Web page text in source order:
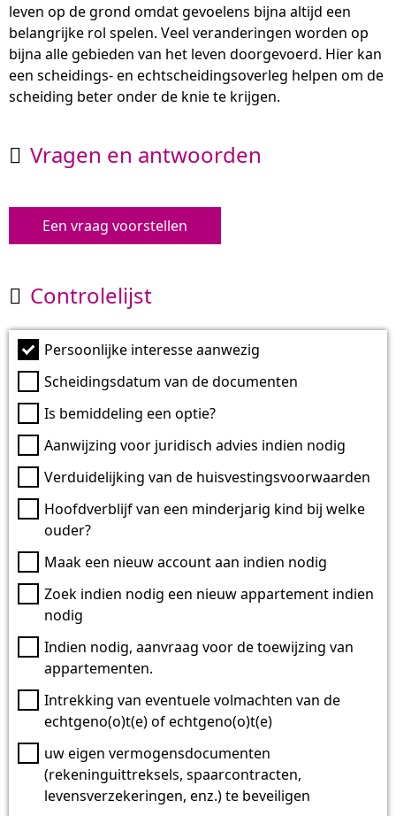
leven op de grond omdat gevoelens bijna altijd een
belangrijke rol spelen. Veel veranderingen worden op
bijna alle gebieden van het leven doorgevoerd. Hier kan
een scheidings- en echtscheidingsoverleg helpen om de
scheiding beter onder de knie te krijgen.
 Vragen en antwoorden
Een vraag voorstellen
 Controlelijst
Persoonlijke interesse aanwezig
Scheidingsdatum van de documenten
Is bemiddeling een optie?
Aanwijzing voor juridisch advies indien nodig
Verduidelijking van de huisvestingsvoorwaarden
Hoofdverblijf van een minderjarig kind bij welke
ouder?
Maak een nieuw account aan indien nodig
Zoek indien nodig een nieuw appartement indien
nodig
Indien nodig, aanvraag voor de toewijzing van
appartementen.
Intrekking van eventuele volmachten van de
echtgeno(o)t(e) of echtgeno(o)t(e)
uw eigen vermogensdocumenten
(rekeninguittreksels, spaarcontracten,
levensverzekeringen, enz.) te beveiligen